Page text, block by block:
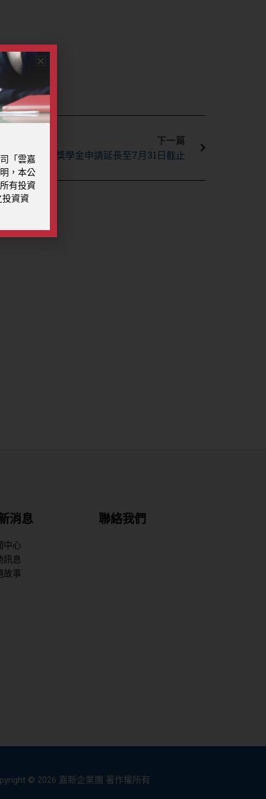
下一篇
華嘉新體育獎學金申請延長至7月31日截止
消息
中心
訊息
故事
聯絡我們
© 2026 嘉新企業團 著作權所有
「雲嘉
，本公
有投資
投資資